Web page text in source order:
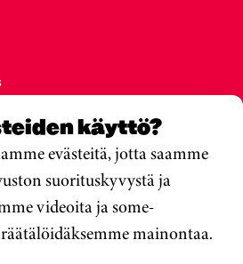
käyttö?
evästeitä, jotta saamme
suorituskyvystä ja
videoita ja some-
mainontaa.